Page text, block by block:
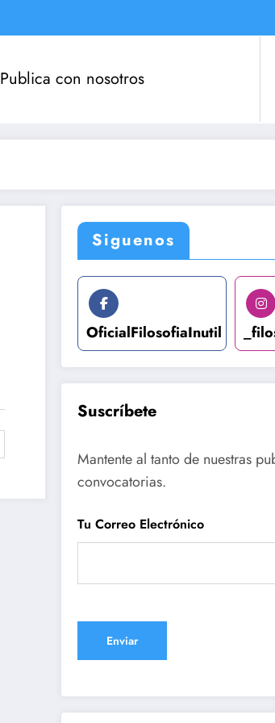
Publica con nosotros
Siguenos
OficialFilosofiaInutil
Suscríbete
Mantente al tanto de nuestras
convocatorias.
Tu Correo Electrónico